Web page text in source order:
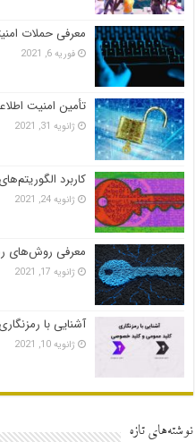
معرفی حملات
فوریه 6, 2021
تأمین امنیت
ژانویه 31, 2021
کاربرد
ژانویه 24, 2021
معرفی روش‌های
ژانویه 17, 2021
آشنایی با
ژانویه 10, 2021
نوشته‌های تازه